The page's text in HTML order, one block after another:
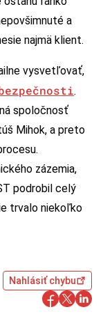
a
najmä klient.
vysvetľovať,
.
spoločnosť
Mihok, a preto
zázemia,
podrobil celý
trvalo niekoľko
Nahlásiť chybu